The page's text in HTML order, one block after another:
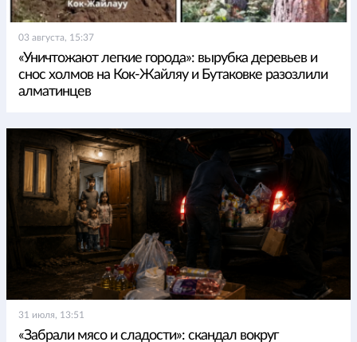
03 августа, 15:37
«Уничтожают легкие города»: вырубка деревьев и
снос холмов на Кок-Жайляу и Бутаковке разозлили
алматинцев
31 июля, 13:51
«Забрали мясо и сладости»: скандал вокруг